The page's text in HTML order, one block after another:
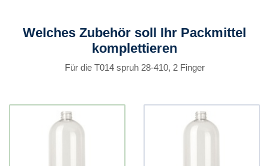
Welches Zubehör soll Ihr Packmittel
komplettieren
Für die T014 spruh 28-410, 2 Finger